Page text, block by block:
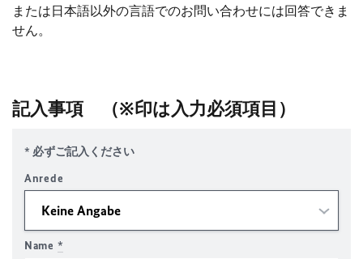
または日本語以外の言語でのお問い合わせには回答できま
せん。
記入事項 （※印は入力必須項目）
* 必ずご記入ください
Anrede
Name *